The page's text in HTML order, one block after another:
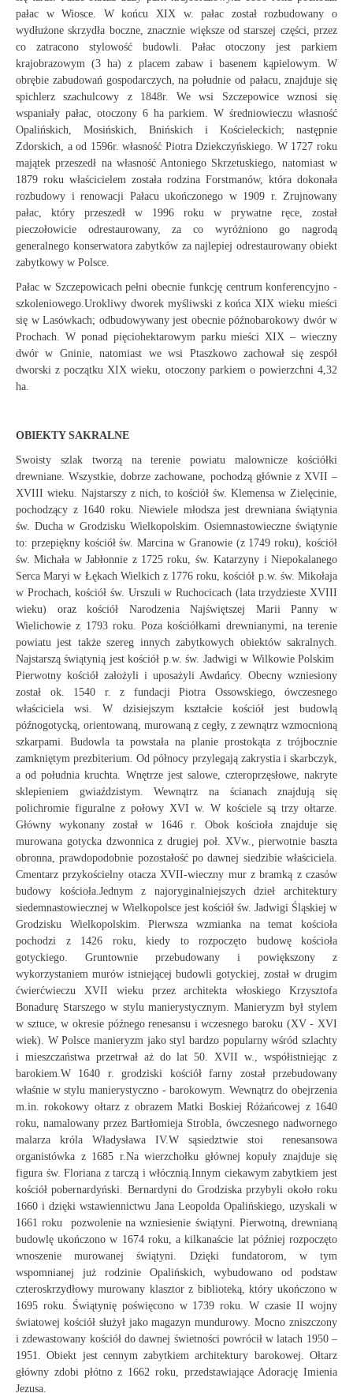
pałac w Wiosce. W końcu XIX w. pałac został rozbudowany o
wydłużone skrzydła boczne, znacznie większe od starszej części, przez
co zatracono stylowość budowli. Pałac otoczony jest parkiem
krajobrazowym (3 ha) z placem zabaw i basenem kąpielowym. W
obrębie zabudowań gospodarczych, na południe od pałacu, znajduje się
spichlerz szachulcowy z 1848r. We wsi Szczepowice wznosi się
wspaniały pałac, otoczony 6 ha parkiem. W średniowieczu własność
Opalińskich, Mosińskich, Bnińskich i Kościeleckich; następnie
Zdorskich, a od 1596r. własność Piotra Dziekczyńskiego. W 1727 roku
majątek przeszedł na własność Antoniego Skrzetuskiego, natomiast w
1879 roku właścicielem została rodzina Forstmanów, która dokonała
rozbudowy i renowacji Pałacu ukończonego w 1909 r. Zrujnowany
pałac, który przeszedł w 1996 roku w prywatne ręce, został
pieczołowicie odrestaurowany, za co wyróżniono go nagrodą
generalnego konserwatora zabytków za najlepiej odrestaurowany obiekt
zabytkowy w Polsce.
Pałac w Szczepowicach pełni obecnie funkcję centrum konferencyjno -
szkoleniowego.Urokliwy dworek myśliwski z końca XIX wieku mieści
się w Lasówkach; odbudowywany jest obecnie późnobarokowy dwór w
Prochach. W ponad pięciohektarowym parku mieści XIX – wieczny
dwór w Gninie, natomiast we wsi Ptaszkowo zachował się zespół
dworski z początku XIX wieku, otoczony parkiem o powierzchni 4,32
ha.
OBIEKTY SAKRALNE
Swoisty szlak tworzą na terenie powiatu malownicze kościółki
drewniane. Wszystkie, dobrze zachowane, pochodzą głównie z XVII –
XVIII wieku. Najstarszy z nich, to kościół św. Klemensa w Zielęcinie,
pochodzący z 1640 roku. Niewiele młodsza jest drewniana świątynia
św. Ducha w Grodzisku Wielkopolskim. Osiemnastowieczne świątynie
to: przepiękny kościół św. Marcina w Granowie (z 1749 roku), kościół
św. Michała w Jabłonnie z 1725 roku, św. Katarzyny i Niepokalanego
Serca Maryi w Łękach Wielkich z 1776 roku, kościół p.w. św. Mikołaja
w Prochach, kościół św. Urszuli w Ruchocicach (lata trzydzieste XVIII
wieku) oraz kościół Narodzenia Najświętszej Marii Panny w
Wielichowie z 1793 roku. Poza kościółkami drewnianymi, na terenie
powiatu jest także szereg innych zabytkowych obiektów sakralnych.
Najstarszą świątynią jest kościół p.w. św. Jadwigi w Wilkowie Polskim
Pierwotny kościół założyli i uposażyli Awdańcy. Obecny wzniesiony
został ok. 1540 r. z fundacji Piotra Ossowskiego, ówczesnego
właściciela wsi. W dzisiejszym kształcie kościół jest budowlą
późnogotycką, orientowaną, murowaną z cegły, z zewnątrz wzmocnioną
szkarpami. Budowla ta powstała na planie prostokąta z trójbocznie
zamkniętym prezbiterium. Od północy przylegają zakrystia i skarbczyk,
a od południa kruchta. Wnętrze jest salowe, czteroprzęsłowe, nakryte
sklepieniem gwiaździstym. Wewnątrz na ścianach znajdują się
polichromie figuralne z połowy XVI w. W kościele są trzy ołtarze.
Główny wykonany został w 1646 r. Obok kościoła znajduje się
murowana gotycka dzwonnica z drugiej poł. XVw., pierwotnie baszta
obronna, prawdopodobnie pozostałość po dawnej siedzibie właściciela.
Cmentarz przykościelny otacza XVII-wieczny mur z bramką z czasów
budowy kościoła.Jednym z najoryginalniejszych dzieł architektury
siedemnastowiecznej w Wielkopolsce jest kościół św. Jadwigi Śląskiej w
Grodzisku Wielkopolskim. Pierwsza wzmianka na temat kościoła
pochodzi z 1426 roku, kiedy to rozpoczęto budowę kościoła
gotyckiego. Gruntownie przebudowany i powiększony z
wykorzystaniem murów istniejącej budowli gotyckiej, został w drugim
ćwierćwieczu XVII wieku przez architekta włoskiego Krzysztofa
Bonadurę Starszego w stylu manierystycznym. Manieryzm był stylem
w sztuce, w okresie późnego renesansu i wczesnego baroku (XV - XVI
wiek). W Polsce manieryzm jako styl bardzo popularny wśród szlachty
i mieszczaństwa przetrwał aż do lat 50. XVII w., współistniejąc z
barokiem.W 1640 r. grodziski kościół farny został przebudowany
właśnie w stylu manierystyczno - barokowym. Wewnątrz do obejrzenia
m.in. rokokowy ołtarz z obrazem Matki Boskiej Różańcowej z 1640
roku, namalowany przez Bartłomieja Strobla, ówczesnego nadwornego
malarza króla Władysława IV.W sąsiedztwie stoi renesansowa
organistówka z 1685 r.Na wierzchołku głównej kopuły znajduje się
figura św. Floriana z tarczą i włócznią.Innym ciekawym zabytkiem jest
kościół pobernardyński. Bernardyni do Grodziska przybyli około roku
1660 i dzięki wstawiennictwu Jana Leopolda Opalińskiego, uzyskali w
1661 roku pozwolenie na wzniesienie świątyni. Pierwotną, drewnianą
budowlę ukończono w 1674 roku, a kilkanaście lat później rozpoczęto
wnoszenie murowanej świątyni. Dzięki fundatorom, w tym
wspomnianej już rodzinie Opalińskich, wybudowano od podstaw
czteroskrzydłowy murowany klasztor z biblioteką, który ukończono w
1695 roku. Świątynię poświęcono w 1739 roku. W czasie II wojny
światowej kościół służył jako magazyn mundurowy. Mocno zniszczony
i zdewastowany kościół do dawnej świetności powrócił w latach 1950 –
1951. Obiekt jest cennym zabytkiem architektury barokowej. Ołtarz
główny zdobi płótno z 1662 roku, przedstawiające Adorację Imienia
Jezusa.